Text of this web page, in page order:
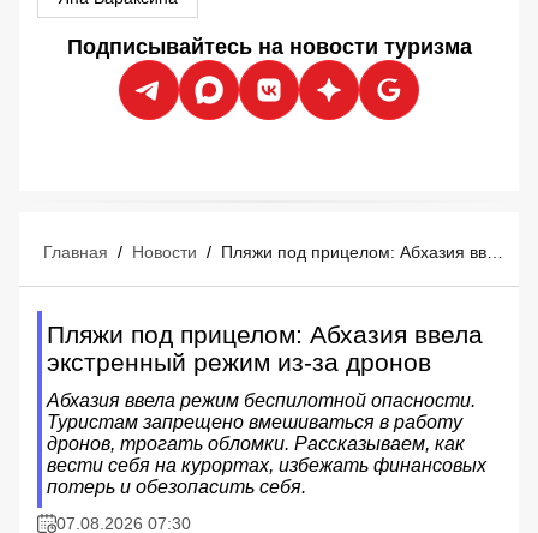
Подписывайтесь на новости туризма
Главная / Новости /
Пляжи под прицелом: Абхазия ввела
экстренный режим из-за дронов
Абхазия ввела режим беспилотной опасности.
Туристам запрещено вмешиваться в работу
дронов, трогать обломки. Рассказываем, как
вести себя на курортах, избежать финансовых
потерь и обезопасить себя.
07.08.2026 07:30